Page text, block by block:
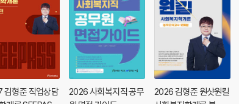
김형준 직업상담
2026 사회복지직 공무
2026 김형준 원샷원킬